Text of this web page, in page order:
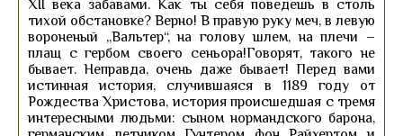
XII века забавами. Как ты себя поведешь в столь
тихой обстановке? Верно! В правую руку меч, в левую
вороненый „Вальтер“, на голову шлем, на плечи –
плащ с гербом своего сеньора!Говорят, такого не
бывает. Неправда, очень даже бывает! Перед вами
истинная история, случившаяся в 1189 году от
Рождества Христова, история происшедшая с тремя
интересными людьми: сыном нормандского барона,